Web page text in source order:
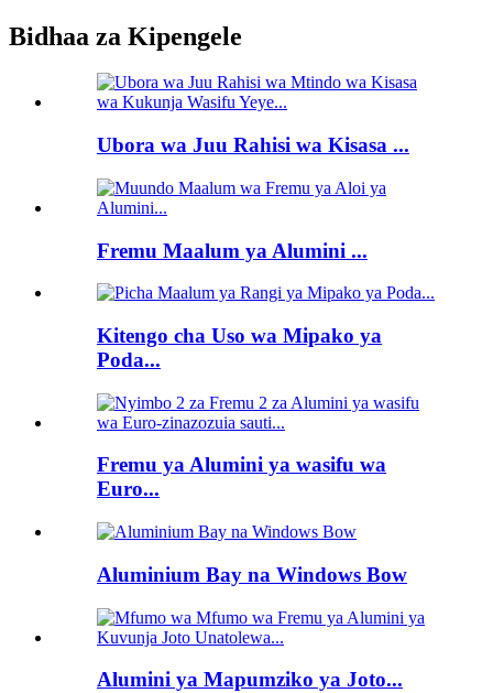
Bidhaa za Kipengele
Ubora wa Juu Rahisi wa Kisasa ...
Fremu Maalum ya Alumini ...
Kitengo cha Uso wa Mipako ya
Poda...
Fremu ya Alumini ya wasifu wa
Euro...
Aluminium Bay na Windows Bow
Alumini ya Mapumziko ya Joto...